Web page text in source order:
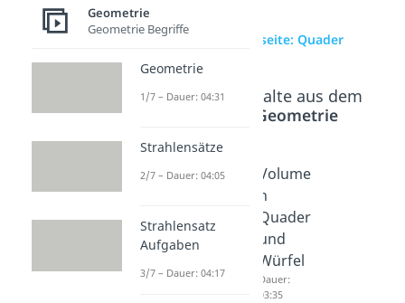
zur Videoseite: Quader
Beliebte Inhalte aus dem
Geometrie
Quader
02:43
Oberflä
Quader
Dauer:
Volume
n
Quader
und
Würfel
Dauer:
03:35
Geometrie
Geometrie Begriffe
Geometrie
1/7 – Dauer: 04:31
Strahlensätze
2/7 – Dauer: 04:05
Strahlensatz
Aufgaben
3/7 – Dauer: 04:17